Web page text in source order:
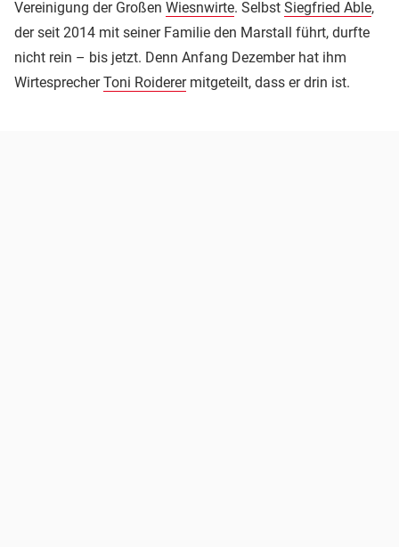
Vereinigung der Großen Wiesnwirte. Selbst Siegfried Able,
der seit 2014 mit seiner Familie den Marstall führt, durfte
nicht rein – bis jetzt. Denn Anfang Dezember hat ihm
WirtesprecherToni Roiderermitgeteilt, dass er drin ist.